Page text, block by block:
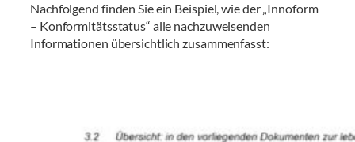
Nachfolgend finden Sie ein Beispiel, wie der „Innoform
– Konformitätsstatus“ alle nachzuweisenden
Informationen übersichtlich zusammenfasst: